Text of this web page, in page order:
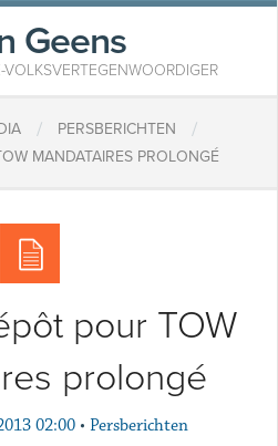
Geens
/ PERSBERICHTEN /
MANDATAIRES PROLONGÉ
pour TOW
prolongé
02:00 • Persberichten